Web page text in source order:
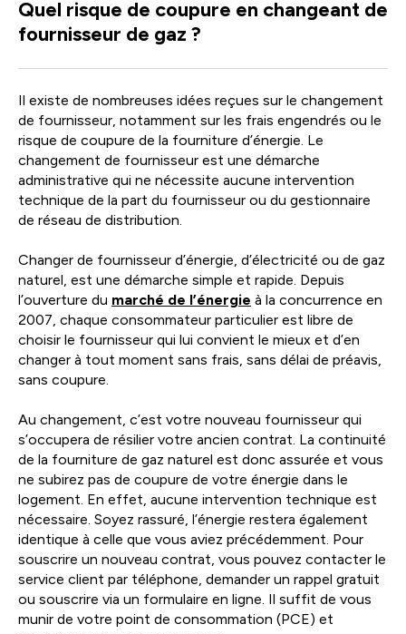
Quel risque de coupure en changeant de
fournisseur de gaz ?
Il existe de nombreuses idées reçues sur le changement
de fournisseur, notamment sur les frais engendrés ou le
risque de coupure de la fourniture d’énergie. Le
changement de fournisseur est une démarche
administrative qui ne nécessite aucune intervention
technique de la part du fournisseur ou du gestionnaire
de réseau de distribution.
Changer de fournisseur d’énergie, d’électricité ou de gaz
naturel, est une démarche simple et rapide. Depuis
l’ouverture du marché de l’énergie à la concurrence en
2007, chaque consommateur particulier est libre de
choisir le fournisseur qui lui convient le mieux et d’en
changer à tout moment sans frais, sans délai de préavis,
sans coupure.
Au changement, c’est votre nouveau fournisseur qui
s’occupera de résilier votre ancien contrat. La continuité
de la fourniture de gaz naturel est donc assurée et vous
ne subirez pas de coupure de votre énergie dans le
logement. En effet, aucune intervention technique est
nécessaire. Soyez rassuré, l’énergie restera également
identique à celle que vous aviez précédemment. Pour
souscrire un nouveau contrat, vous pouvez contacter le
service client par téléphone, demander un rappel gratuit
ou souscrire via un formulaire en ligne. Il suffit de vous
munir de votre point de consommation (PCE) et